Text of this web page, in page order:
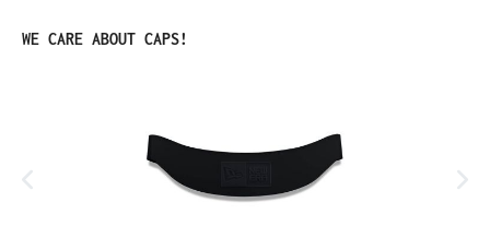
Produktgalerie überspringen
WE CARE ABOUT CAPS!